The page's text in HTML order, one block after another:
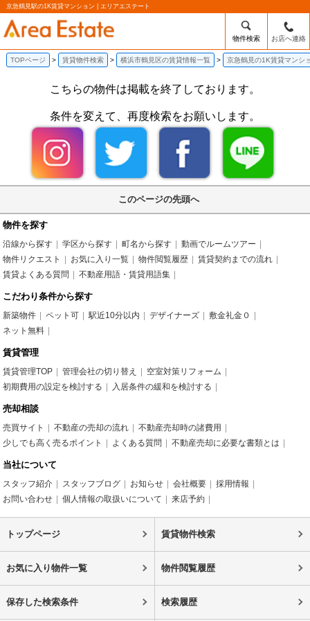
京急鶴見駅の1K賃貸マンション | エリアエステート
物件検索 お店へ連絡
TOPページ 賃貸物件検索 横浜市鶴見区の賃貸情報一覧 京急鶴見の1K賃貸マンシ
こちらの物件は掲載を終了しております。
条件を変えて、再度検索をお願いします。
このページの先頭へ
物件を探す
沿線から探す 学区から探す 町名から探す
動画でルームツアー
物件リクエスト
お気に入り一覧 物件閲覧履歴
賃貸契約までの流れ
賃貸よくある質問
不動産用語・賃貸用語集
こだわり条件から探す
新築物件 ペット可 駅近10分以内 デザイナーズ
敷金礼金０
ネット無料
賃貸管理
賃貸管理TOP 管理会社の切り替え
空室対策リフォーム
初期費用の設定を検討する
入居条件の緩和を検討する
売却相談
売買サイト 不動産の売却の流れ
不動産売却時の諸費用
少しでも高く売るポイント
よくある質問 不動産売却に必要な書類とは
当社について
スタッフ紹介 スタッフブログ お知らせ 会社概要
採用情報
お問い合わせ
個人情報の取扱いについて 来店予約
トップページ 賃貸物件検索
お気に入り物件一覧 物件閲覧履歴
保存した検索条件 検索履歴